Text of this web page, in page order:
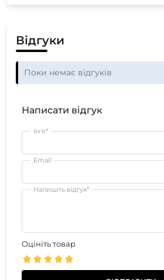
Відгуки
Поки немає відгуків
Написати відгук
Ім'я*
Email
Напишіть відгук*
Оцініть товар